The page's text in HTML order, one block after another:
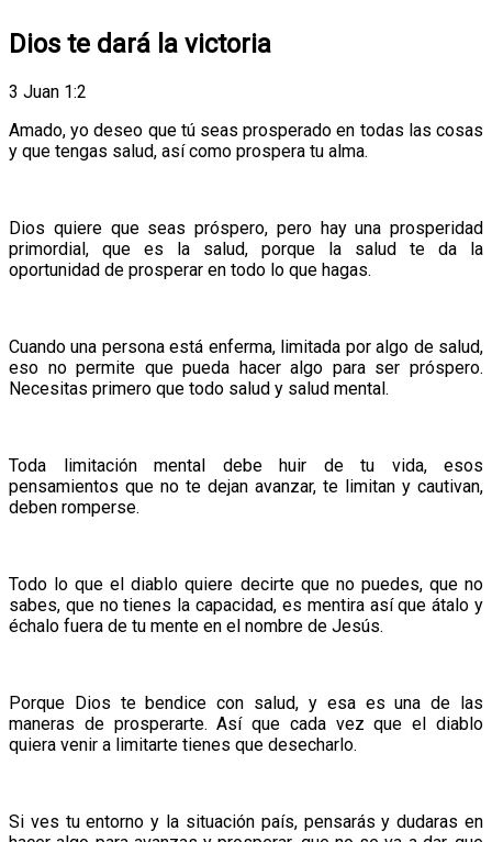
Dios te dará la victoria
3 Juan 1:2
Amado, yo deseo que tú seas prosperado en todas las cosas
y que tengas salud, así como prospera tu alma.
Dios quiere que seas próspero, pero hay una prosperidad
primordial, que es la salud, porque la salud te da la
oportunidad de prosperar en todo lo que hagas.
Cuando una persona está enferma, limitada por algo de salud,
eso no permite que pueda hacer algo para ser próspero.
Necesitas primero que todo salud y salud mental.
Toda limitación mental debe huir de tu vida, esos
pensamientos que no te dejan avanzar, te limitan y cautivan,
deben romperse.
Todo lo que el diablo quiere decirte que no puedes, que no
sabes, que no tienes la capacidad, es mentira así que átalo y
échalo fuera de tu mente en el nombre de Jesús.
Porque Dios te bendice con salud, y esa es una de las
maneras de prosperarte. Así que cada vez que el diablo
quiera venir a limitarte tienes que desecharlo.
Si ves tu entorno y la situación país, pensarás y dudaras en